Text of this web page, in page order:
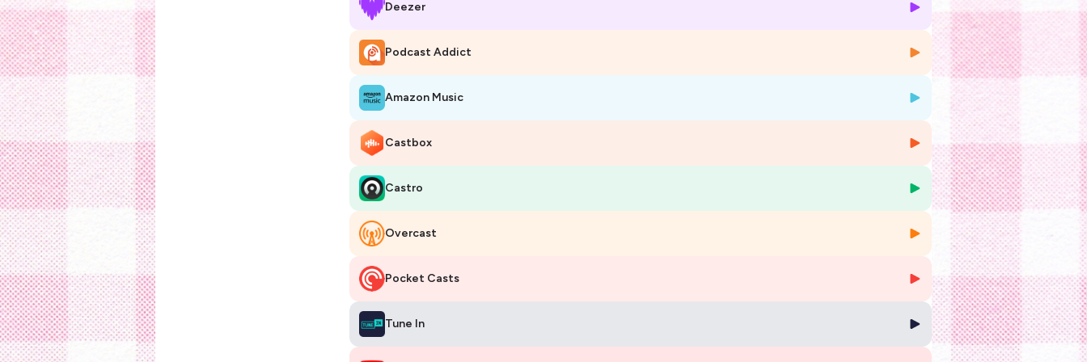
🎧 Chaque épisode est un moment pour te reconnecter à ce qui te fait du bien, et avancer plus sereinement dans
ta vie et vers tes objectifs.
t’embarque dans sa Holi Era — pour t’aider à créer la tienne 🤌🏼✨
dans la catégorie bien-être 🏅)
Hébergé par Ausha. Visitez
Deezer
Podcast Addict
Amazon Music
Castbox
Castro
Overcast
Pocket Casts
Tune In